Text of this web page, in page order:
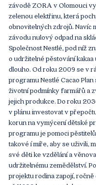
závodě ZORA v Olomouci
zelenou elektřinu, která
obnovitelných zdrojů. Navíc
závodu nulový odpad na
Společnost Nestlé, pod níž
o udržitelné pěstování kakaa
dlouho. Od roku 2009 se v
programu Nestlé Cacao
životní podmínky farmářů a
jejich produkce. Do roku
v plánu investovat v
korun na vymýcení dětské
programu je pomoci
takové í míře, aby se uživili,
své děti ke vzdělání a
udržitelnému zemědělství.
projektu rodina zapojí, ročně